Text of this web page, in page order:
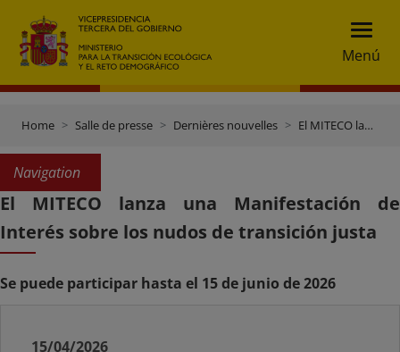
Menú
Home Salle de presse Dernières nouvelles El MITECO lanza una Manifestación de Interés sobre los nudos de transición justa
Navigation
El MITECO lanza una Manifestación de
Interés sobre los nudos de transición justa
Se puede participar hasta el 15 de junio de 2026
15/04/2026